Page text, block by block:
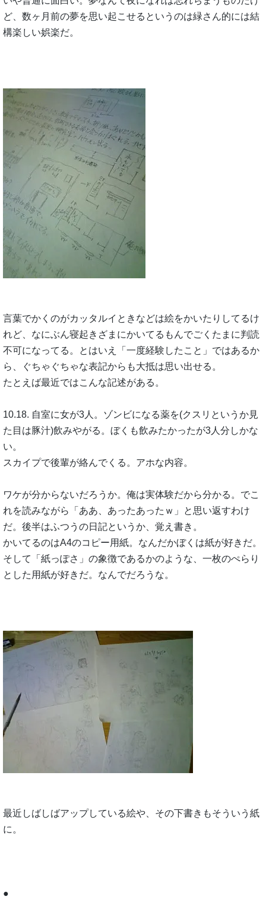
ど、数ヶ月前の夢を思い起こせるというのは緑さん的には結
構楽しい娯楽だ。
言葉でかくのがカッタルイときなどは絵をかいたりしてるけ
れど、なにぶん寝起きざまにかいてるもんでごくたまに判読
不可になってる。とはいえ「一度経験したこと」ではあるか
ら、ぐちゃぐちゃな表記からも大抵は思い出せる。
たとえば最近ではこんな記述がある。
10.18. 自室に女が3人。ゾンビになる薬を(クスリというか見
た目は豚汁)飲みやがる。ぼくも飲みたかったが3人分しかな
い。
スカイプで後輩が絡んでくる。アホな内容。
ワケが分からないだろうか。俺は実体験だから分かる。でこ
れを読みながら「ああ、あったあったｗ」と思い返すわけ
だ。後半はふつうの日記というか、覚え書き。
かいてるのはA4のコピー用紙。なんだかぼくは紙が好きだ。
そして「紙っぽさ」の象徴であるかのような、一枚のぺらり
とした用紙が好きだ。なんでだろうな。
最近しばしばアップしている絵や、その下書きもそういう紙
に。
●